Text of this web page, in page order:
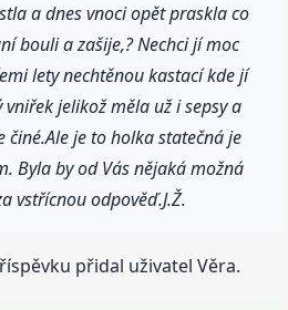
a dnes vnoci opět praskla co
bouli a zašije,? Nechci jí moc
lety nechtěnou kastací kde jí
jelikož měla už i sepsy a
činé.Ale je to holka statečná je
Byla by od Vás nějaká možná
vstřícnou odpověď.J.Ž.
přidal uživatel Věra.